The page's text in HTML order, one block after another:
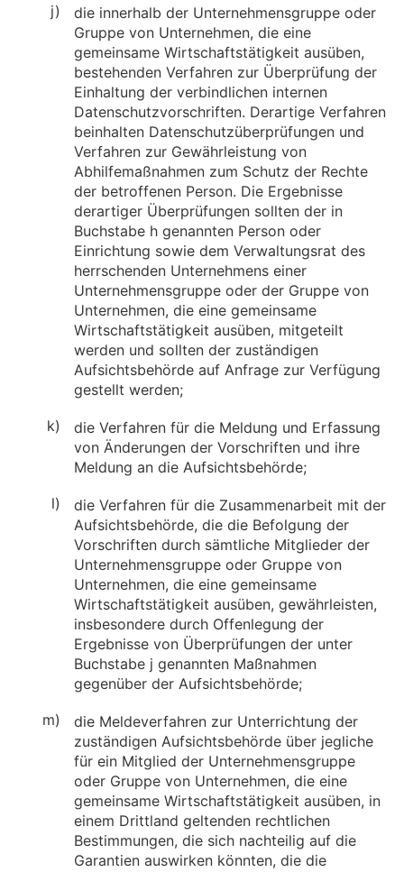
j)
die innerhalb der Unternehmensgruppe oder
Gruppe von Unternehmen, die eine
gemeinsame Wirtschaftstätigkeit ausüben,
bestehenden Verfahren zur Überprüfung der
Einhaltung der verbindlichen internen
Datenschutzvorschriften. Derartige Verfahren
beinhalten Datenschutzüberprüfungen und
Verfahren zur Gewährleistung von
Abhilfemaßnahmen zum Schutz der Rechte
der betroffenen Person. Die Ergebnisse
derartiger Überprüfungen sollten der in
Buchstabe h genannten Person oder
Einrichtung sowie dem Verwaltungsrat des
herrschenden Unternehmens einer
Unternehmensgruppe oder der Gruppe von
Unternehmen, die eine gemeinsame
Wirtschaftstätigkeit ausüben, mitgeteilt
werden und sollten der zuständigen
Aufsichtsbehörde auf Anfrage zur Verfügung
gestellt werden;
k)
die Verfahren für die Meldung und Erfassung
von Änderungen der Vorschriften und ihre
Meldung an die Aufsichtsbehörde;
l)
die Verfahren für die Zusammenarbeit mit der
Aufsichtsbehörde, die die Befolgung der
Vorschriften durch sämtliche Mitglieder der
Unternehmensgruppe oder Gruppe von
Unternehmen, die eine gemeinsame
Wirtschaftstätigkeit ausüben, gewährleisten,
insbesondere durch Offenlegung der
Ergebnisse von Überprüfungen der unter
Buchstabe j genannten Maßnahmen
gegenüber der Aufsichtsbehörde;
m)
die Meldeverfahren zur Unterrichtung der
zuständigen Aufsichtsbehörde über jegliche
für ein Mitglied der Unternehmensgruppe
oder Gruppe von Unternehmen, die eine
gemeinsame Wirtschaftstätigkeit ausüben, in
einem Drittland geltenden rechtlichen
Bestimmungen, die sich nachteilig auf die
Garantien auswirken könnten, die die